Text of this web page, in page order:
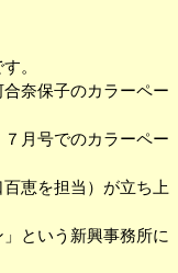
。
奈保子のカラーペー
月号でのカラーペー
恵を担当）が立ち上
という新興事務所に